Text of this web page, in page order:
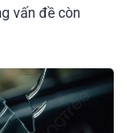
vấn đề còn